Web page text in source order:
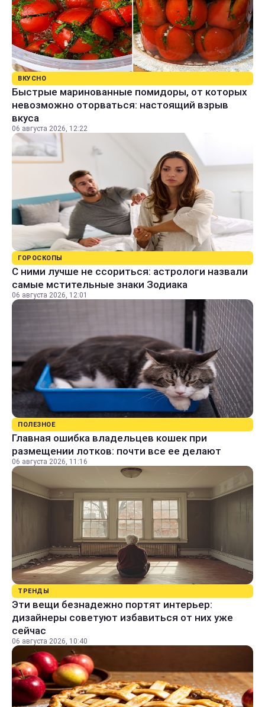
ВКУСНО
Быстрые маринованные помидоры, от которых
невозможно оторваться: настоящий взрыв
вкуса
06 августа 2026, 12:22
ГОРОСКОПЫ
С ними лучше не ссориться: астрологи назвали
самые мстительные знаки Зодиака
06 августа 2026, 12:01
ПОЛЕЗНОЕ
Главная ошибка владельцев кошек при
размещении лотков: почти все ее делают
06 августа 2026, 11:16
ТРЕНДЫ
Эти вещи безнадежно портят интерьер:
дизайнеры советуют избавиться от них уже
сейчас
06 августа 2026, 10:40